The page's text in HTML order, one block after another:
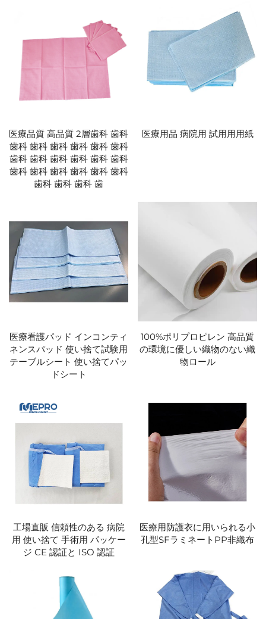
医療品質 高品質 2層歯科 歯科
歯科 歯科 歯科 歯科 歯科 歯科
歯科 歯科 歯科 歯科 歯科 歯科
歯科 歯科 歯科 歯科 歯科 歯科
歯科 歯科 歯科 歯
医療用品 病院用 試用用用紙
医療看護パッド インコンティ
ネンスパッド 使い捨て試験用
テーブルシート 使い捨てパッ
ドシート
100%ポリプロピレン 高品質
の環境に優しい織物のない織
物ロール
工場直販 信頼性のある 病院
用 使い捨て 手術用 パッケー
ジ CE 認証と ISO 認証
医療用防護衣に用いられる小
孔型SFラミネートPP非織布